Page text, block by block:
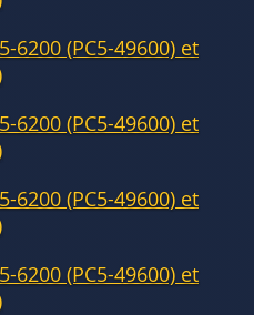
6200 (PC5-49600) et
6200 (PC5-49600) et
6200 (PC5-49600) et
6200 (PC5-49600) et